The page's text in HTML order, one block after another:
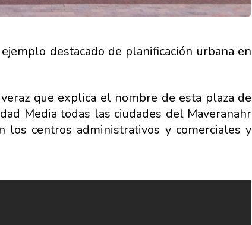
destacado de planificación urbana en
que explica el nombre de esta plaza de
Media todas las ciudades del Maveranahr
los centros administrativos y comerciales y